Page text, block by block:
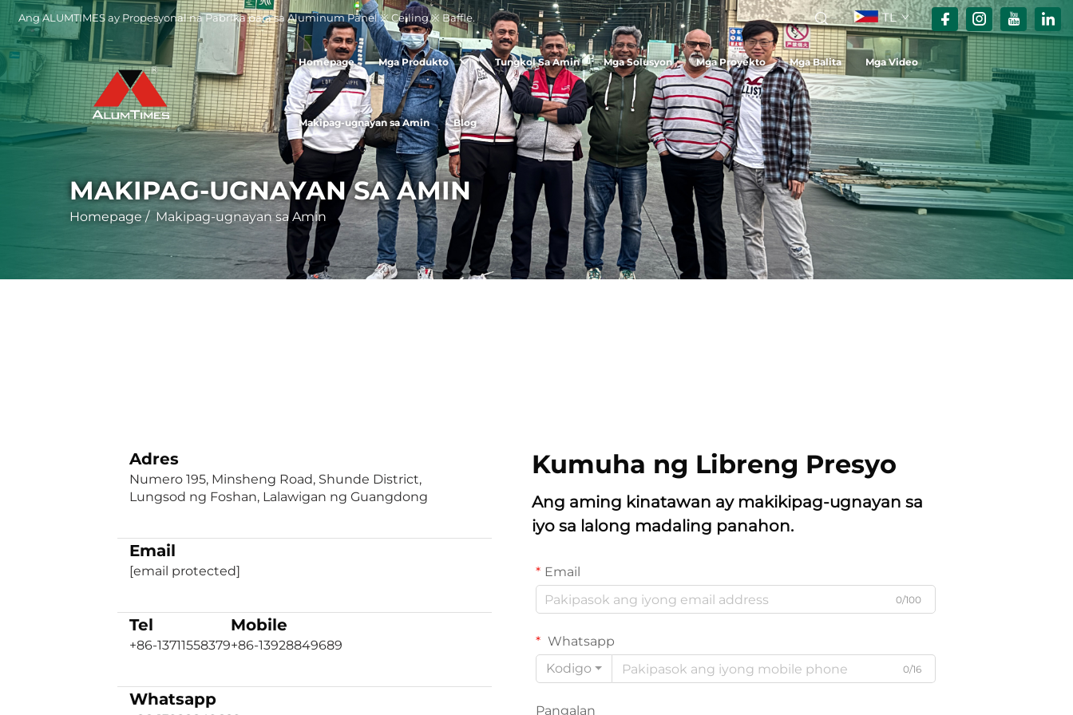
Ang ALUMTIMES ay Propesyonal na Pabrika para sa Aluminum Panel ※ Ceiling ※ Baffle. TL
Homepage Mga Produkto Tungkol Sa Amin Mga Solusyon Mga Proyekto Mga Balita Mga Video
Makipag-ugnayan sa Amin Blog
MAKIPAG-UGNAYAN SA AMIN
Homepage/ Makipag-ugnayan sa Amin
Adres
Numero 195, Minsheng Road, Shunde District,
Lungsod ng Foshan, Lalawigan ng Guangdong
Email
[email protected]
Tel
+86-13711558379
Mobile
+86-13928849689
Whatsapp
Kumuha ng Libreng Presyo
Ang aming kinatawan ay makikipag-ugnayan sa
iyo sa lalong madaling panahon.
Email
0/100
Whatsapp
Kodigo
0/16
Pangalan